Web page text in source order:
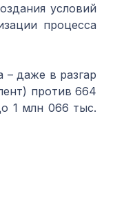
условий
процесса
– даже в разгар
против 664
1 млн 066 тыс.